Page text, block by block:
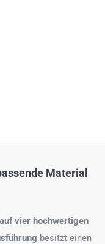
Material
vier hochwertigen
besitzt einen